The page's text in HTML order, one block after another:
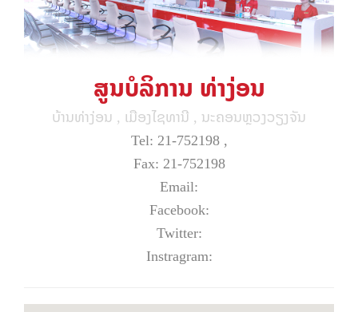
ສູນບໍລິການ ທ່າງ່ອນ
ບ້ານທ່າງ່ອນ , ເມືອງໄຊທານີ , ນະຄອນຫຼວງວຽງຈັນ
Tel: 21-752198 ,
Fax: 21-752198
Email:
Facebook:
Twitter:
Instragram: